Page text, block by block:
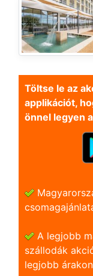
Töltse le az
applikációt,
önnel legyen
A legjobb
szállodák
legjobb